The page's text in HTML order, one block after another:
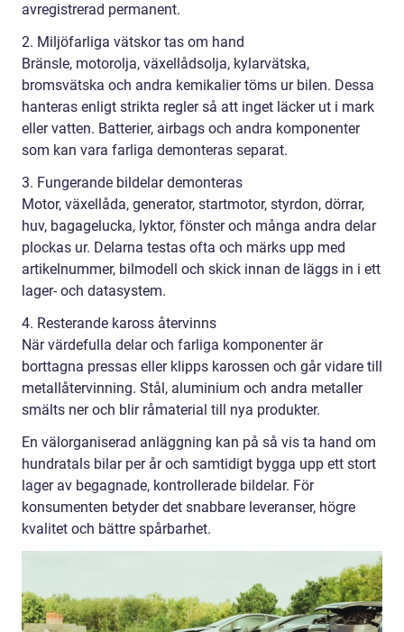
avregistrerad permanent.
2. Miljöfarliga vätskor tas om hand
Bränsle, motorolja, växellådsolja, kylarvätska,
bromsvätska och andra kemikalier töms ur bilen. Dessa
hanteras enligt strikta regler så att inget läcker ut i mark
eller vatten. Batterier, airbags och andra komponenter
som kan vara farliga demonteras separat.
3. Fungerande bildelar demonteras
Motor, växellåda, generator, startmotor, styrdon, dörrar,
huv, bagagelucka, lyktor, fönster och många andra delar
plockas ur. Delarna testas ofta och märks upp med
artikelnummer, bilmodell och skick innan de läggs in i ett
lager- och datasystem.
4. Resterande kaross återvinns
När värdefulla delar och farliga komponenter är
borttagna pressas eller klipps karossen och går vidare till
metallåtervinning. Stål, aluminium och andra metaller
smälts ner och blir råmaterial till nya produkter.
En välorganiserad anläggning kan på så vis ta hand om
hundratals bilar per år och samtidigt bygga upp ett stort
lager av begagnade, kontrollerade bildelar. För
konsumenten betyder det snabbare leveranser, högre
kvalitet och bättre spårbarhet.